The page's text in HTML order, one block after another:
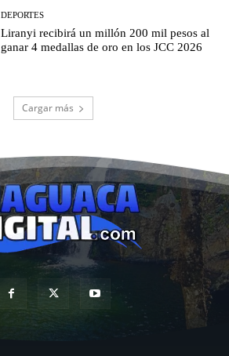
DEPORTES
Liranyi recibirá un millón 200 mil pesos al
ganar 4 medallas de oro en los JCC 2026
Cargar más